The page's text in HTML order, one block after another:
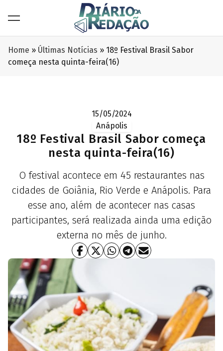
Home » Últimas Notícias » 18º Festival Brasil Sabor
começa nesta quinta-feira(16)
15/05/2024
Anápolis
18º Festival Brasil Sabor começa
nesta quinta-feira(16)
O festival acontece em 45 restaurantes nas
cidades de Goiânia, Rio Verde e Anápolis. Para
esse ano, além de acontecer nas casas
participantes, será realizada ainda uma edição
externa no mês de junho.